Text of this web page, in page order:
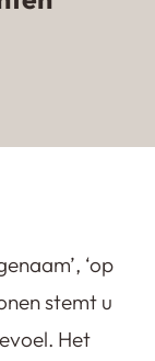
‘op
stemt u
Het